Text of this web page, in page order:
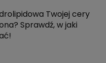
Twojej cery
Sprawdź, w jaki